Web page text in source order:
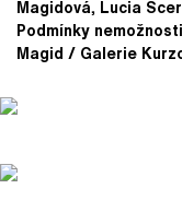
Magidová, Lucia
Podmínky
Magid / Galerie